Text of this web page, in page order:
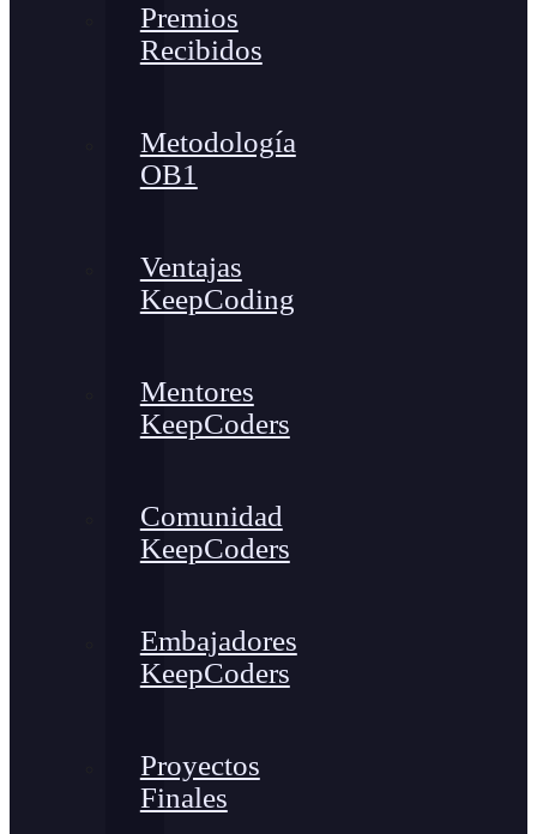
Premios
Recibidos
Metodología
OB1
Ventajas
KeepCoding
Mentores
KeepCoders
Comunidad
KeepCoders
Embajadores
KeepCoders
Proyectos
Finales